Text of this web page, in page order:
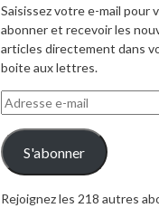
Saisissez votre e-mail pour
abonner et recevoir les
articles directement dans
boite aux lettres.
Adresse
e-
mail
S'abonner
Rejoignez les 218 autres